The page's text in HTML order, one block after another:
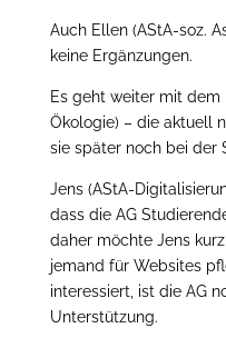
Auch Ellen (AStA-soz.
keine Ergänzungen.
Es geht weiter mit dem
Ökologie) – die aktuell
sie später noch bei der
Jens (AStA-
dass die AG
daher möchte Jens
jemand für Websites
interessiert, ist die AG
Unterstützung.